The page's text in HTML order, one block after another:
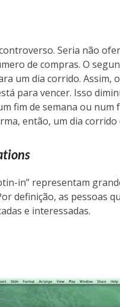
Seria não
de compras. O
um dia corrido. Assim,
para vencer. Isso
fim de semana ou
então, um dia corrido
in” representam
definição, as pessoas
e interessadas.